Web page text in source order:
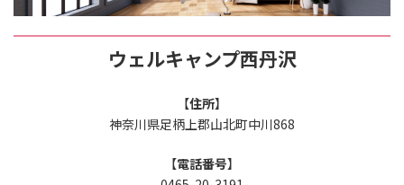
ウェルキャンプ西丹沢
【住所】
神奈川県足柄上郡山北町中川868
【電話番号】